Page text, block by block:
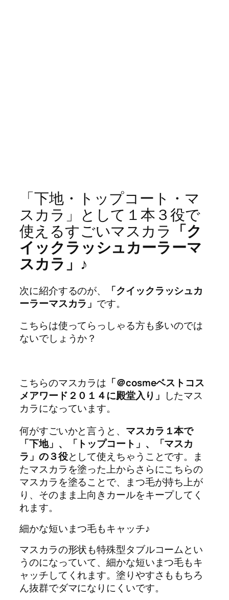
「下地・トップコート・マ
スカラ」として１本３役で
使えるすごいマスカラ 「ク
イックラッシュカーラーマ
スカラ」♪
次に紹介するのが、
「クイックラッシュカ
ーラーマスカラ」 です。
こちらは使ってらっしゃる方も多いのでは
ないでしょうか？
こちらのマスカラは 「＠cosmeベストコス
メアワード２０１４に殿堂入り」 したマス
カラになっています。
何がすごいかと言うと、 マスカラ１本で
「下地」、「トップコート」、「マスカ
ラ」の３役として使えちゃうことです。ま
たマスカラを塗った上からさらにこちらの
マスカラを塗ることで、まつ毛が持ち上が
り、そのまま上向きカールをキープしてく
れます。
細かな短いまつ毛もキャッチ♪
マスカラの形状も特殊型タブルコームとい
うのになっていて、細かな短いまつ毛もキ
ャッチしてくれます。塗りやすさももちろ
ん抜群でダマになりにくいです。